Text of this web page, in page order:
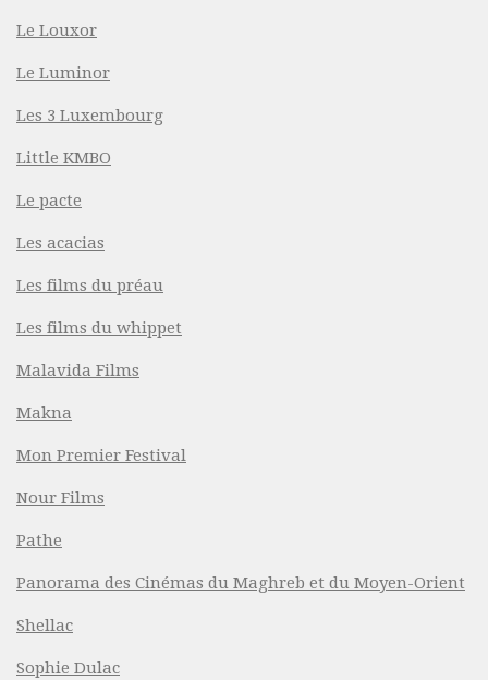
Le Louxor
Le Luminor
Les 3 Luxembourg
Little KMBO
Le pacte
Les acacias
Les films du préau
Les films du whippet
Malavida Films
Makna
Mon Premier Festival
Nour Films
Pathe
Panorama des Cinémas du Maghreb et du Moyen-Orient
Shellac
Sophie Dulac